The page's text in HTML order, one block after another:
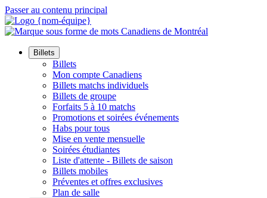
Passer au contenu principal
Billets
Billets
Mon compte Canadiens
Billets matchs individuels
Billets de groupe
Forfaits 5 à 10 matchs
Promotions et soirées événements
Habs pour tous
Mise en vente mensuelle
Soirées étudiantes
Liste d'attente - Billets de saison
Billets mobiles
Préventes et offres exclusives
Plan de salle